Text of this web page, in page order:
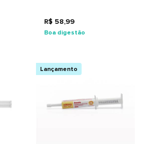
R$ 58,99
Boa digestão
Lançamento